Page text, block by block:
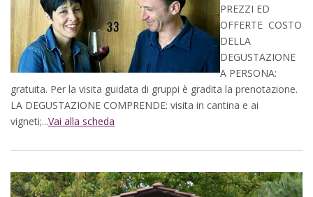
PREZZI ED
OFFERTE COSTO
DELLA
DEGUSTAZIONE
A PERSONA:
gratuita. Per la visita guidata di gruppi è gradita la prenotazione.
LA DEGUSTAZIONE COMPRENDE: visita in cantina e ai
vigneti;...Vai alla scheda